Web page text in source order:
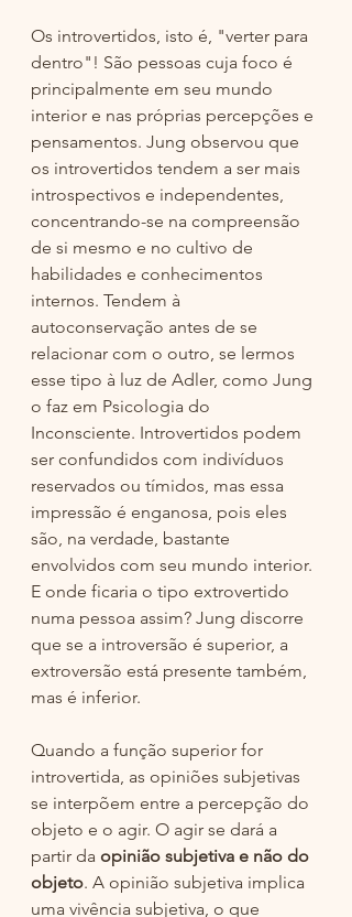
Os introvertidos, isto é, "verter para
dentro"! São pessoas cuja foco é
principalmente em seu mundo
interior e nas próprias percepções e
pensamentos. Jung observou que
os introvertidos tendem a ser mais
introspectivos e independentes,
concentrando-se na compreensão
de si mesmo e no cultivo de
habilidades e conhecimentos
internos. Tendem à
autoconservação antes de se
relacionar com o outro, se lermos
esse tipo à luz de Adler, como Jung
o faz em Psicologia do
Inconsciente. Introvertidos podem
ser confundidos com indivíduos
reservados ou tímidos, mas essa
impressão é enganosa, pois eles
são, na verdade, bastante
envolvidos com seu mundo interior.
E onde ficaria o tipo extrovertido
numa pessoa assim? Jung discorre
que se a introversão é superior, a
extroversão está presente também,
mas é inferior.
Quando a função superior for
introvertida, as opiniões subjetivas
se interpõem entre a percepção do
objeto e o agir. O agir se dará a
partir da opinião subjetiva e não do
objeto. A opinião subjetiva implica
uma vivência subjetiva, o que